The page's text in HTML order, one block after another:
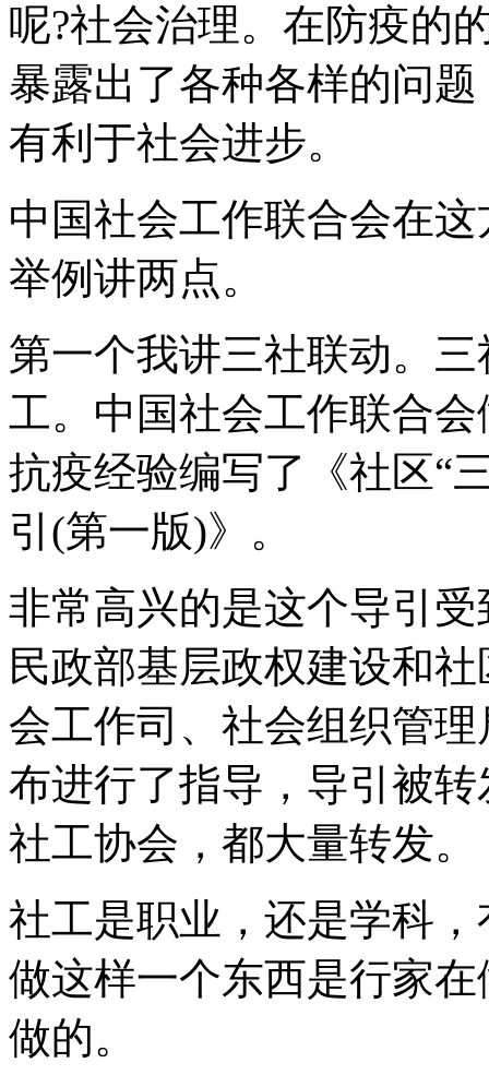
呢?社会治理。在防疫的
暴露出了各种各样的问
有利于社会进步。
中国社会工作联合会在
举例讲两点。
第一个我讲三社联动。
工。中国社会工作联合
抗疫经验编写了《社区“
引(第一版)》。
非常高兴的是这个导引
民政部基层政权建设和
会工作司、社会组织管
布进行了指导，导引被
社工协会，都大量转发。
社工是职业，还是学科
做这样一个东西是行家
做的。